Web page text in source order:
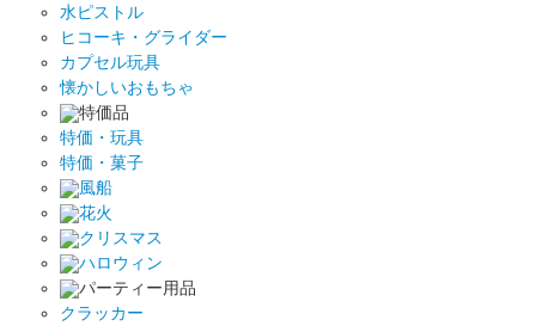
水ピストル
ヒコーキ・グライダー
カプセル玩具
懐かしいおもちゃ
特価品
特価・玩具
特価・菓子
風船
花火
クリスマス
ハロウィン
パーティー用品
クラッカー